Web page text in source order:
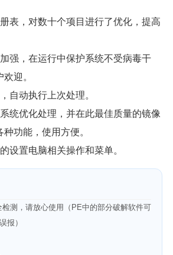
表，对数十个项目进行了优化，提高
强，在运行中保护系统不受病毒干
迎。
自动执行上次处理。
统优化处理，并在此最佳质量的镜像
功能，使用方便。
设置电脑相关操作和菜单。
测，请放心使用（PE中的部分破解软件可
报）